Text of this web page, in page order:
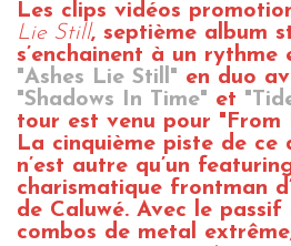
Les clips vidéos
Lie Still, septième album
s’enchainent à un rythme
"Ashes Lie Still" en duo
"Shadows In Time" et
tour est venu pour "From
La cinquième piste de ce
n’est autre qu’un
charismatique frontman
de Caluwé. Avec le passif
combos de metal